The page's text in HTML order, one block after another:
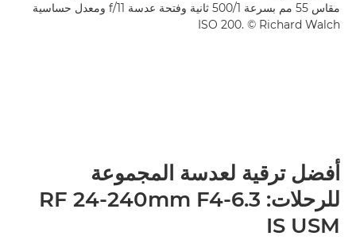
مقاس 55 مم بسرعة 1/‏500 ثانية وفتحة عدسة f/11 ومعدل حساسية
ISO 200. ‎© Richard Walch
أفضل ترقية لعدسة المجموعة
للرحلات: RF 24-240mm F4-6.3
IS USM